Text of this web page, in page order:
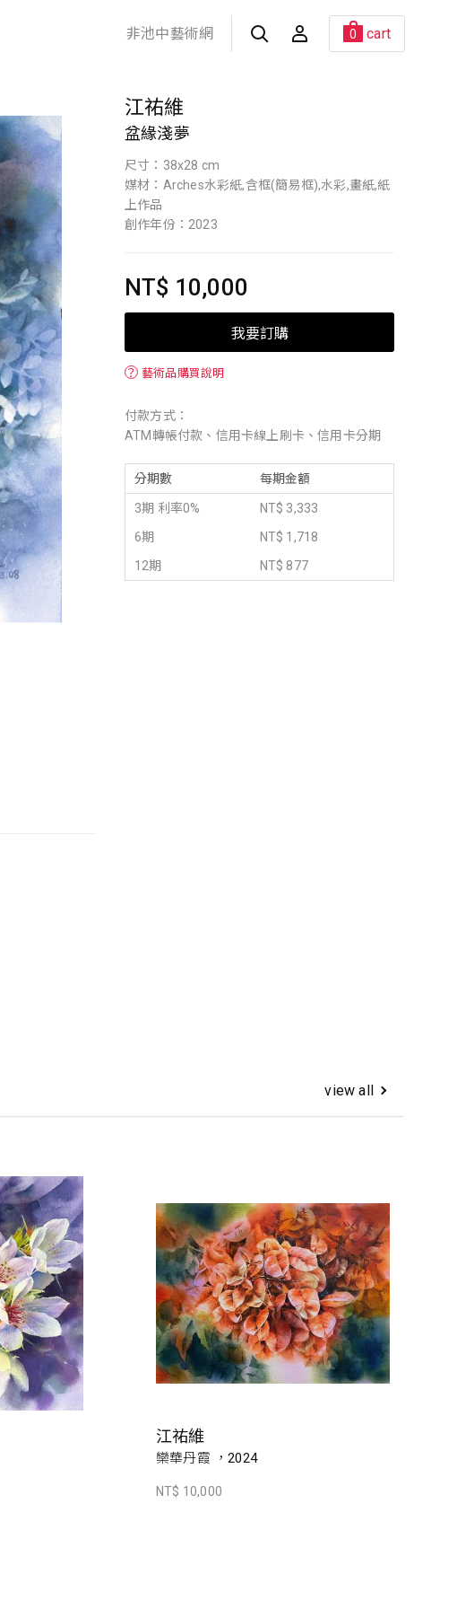
非池中藝術網 0 cart
江祐維
盆緣淺夢
尺寸：38x28 cm
媒材：Arches水彩紙,含框(簡易框),水彩,畫紙,紙
上作品
創作年份：2023
NT$ 10,000
我要訂購
？ 藝術品購買說明
付款方式：
ATM轉帳付款、信用卡線上刷卡、信用卡分期
分期數 每期金額
3期 利率0%
NT$ 3,333
6期
NT$ 1,718
12期
NT$ 877
view all
江祐維
欒華丹霞 ，2024
NT$ 10,000